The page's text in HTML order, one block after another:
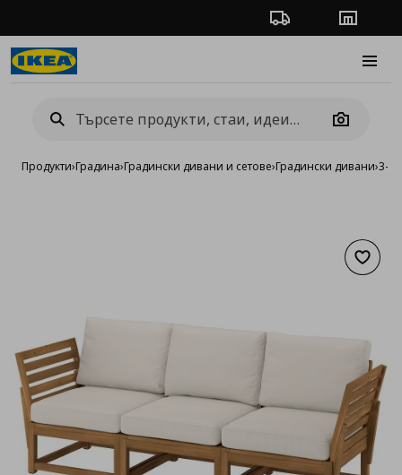
Проследяване на
Camera
Продукти›Градина›Градински дивани и сетове›Градински дивани›3-